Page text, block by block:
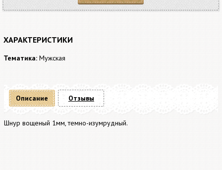
В корзину
ХАРАКТЕРИСТИКИ
Тематика: Мужская
Описание
Шнур вощеный 1мм, темно-изумрудный.
Отзывы